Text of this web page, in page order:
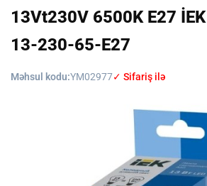
13Vt230V 6500K E27 İEK
13-230-65-E27
Məhsul kodu:YM02977✓ Sifariş ilə